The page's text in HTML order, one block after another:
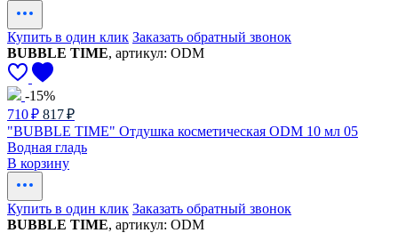
Купить в один клик Заказать обратный звонок
BUBBLE TIME, артикул: ODM
-15%
710 ₽ 817 ₽
"BUBBLE TIME" Отдушка косметическая ODM 10 мл 05
Водная гладь
В корзину
Купить в один клик Заказать обратный звонок
BUBBLE TIME, артикул: ODM